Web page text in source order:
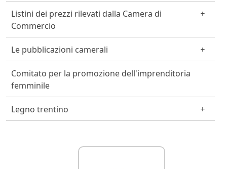
Listini dei prezzi rilevati dalla Camera di
Commercio
Le pubblicazioni camerali
Comitato per la promozione dell'imprenditoria
femminile
Legno trentino